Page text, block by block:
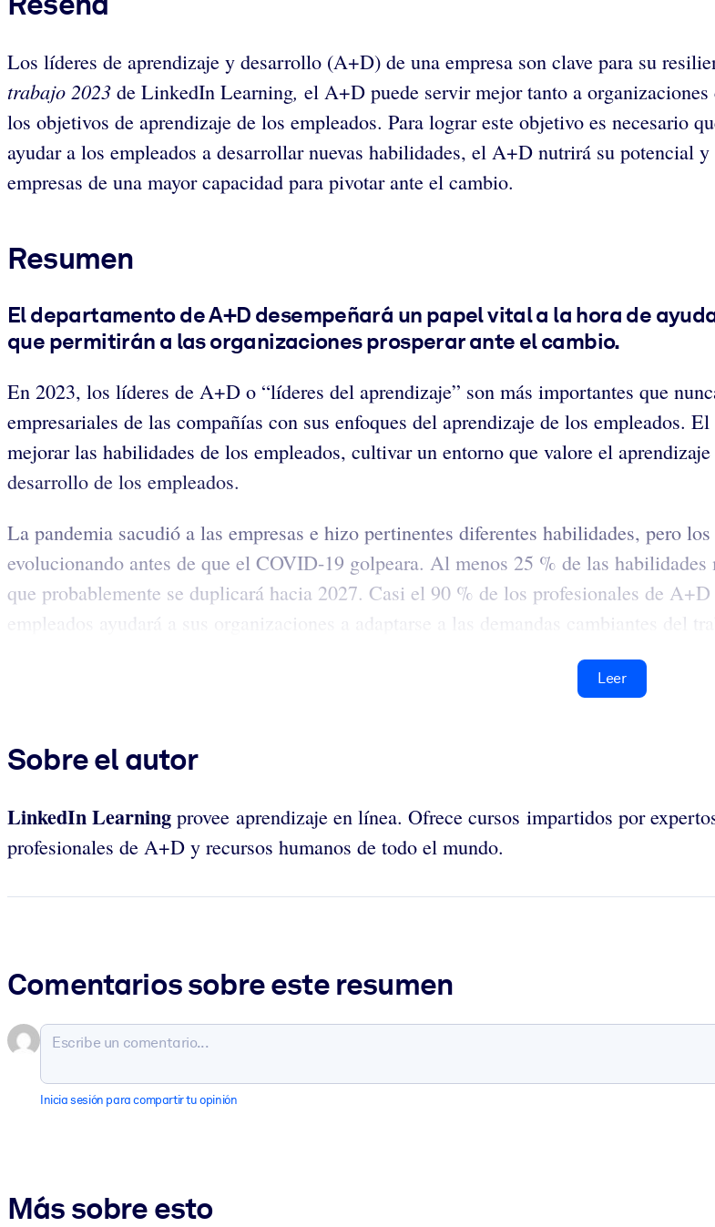
Los líderes de aprendizaje y desarrollo (A+D) de una empresa son clave para su
trabajo 2023 de LinkedIn Learning, el A+D puede servir mejor tanto a
los objetivos de aprendizaje de los empleados. Para lograr este objetivo es necesario
ayudar a los empleados a desarrollar nuevas habilidades, el A+D nutrirá su potencial
empresas de una mayor capacidad para pivotar ante el cambio.
Resumen
El departamento de A+D desempeñará un papel vital a la hora de
que permitirán a las organizaciones prosperar ante el cambio.
En 2023, los líderes de A+D o “líderes del aprendizaje” son más importantes que
empresariales de las compañías con sus enfoques del aprendizaje de los empleados.
mejorar las habilidades de los empleados, cultivar un entorno que valore el
desarrollo de los empleados.
La pandemia sacudió a las empresas e hizo pertinentes diferentes habilidades, pero
evolucionando antes de que el COVID-19 golpeara. Al menos 25 % de las habilidades
que probablemente se duplicará hacia 2027. Casi el 90 % de los profesionales de
empleados ayudará a sus organizaciones a adaptarse a las demandas cambiantes del
Leer
Sobre el autor
LinkedIn Learning provee aprendizaje en línea. Ofrece cursos impartidos por
profesionales de A+D y recursos humanos de todo el mundo.
Comentarios sobre este resumen
Inicia sesión para compartir tu opinión
Más sobre esto